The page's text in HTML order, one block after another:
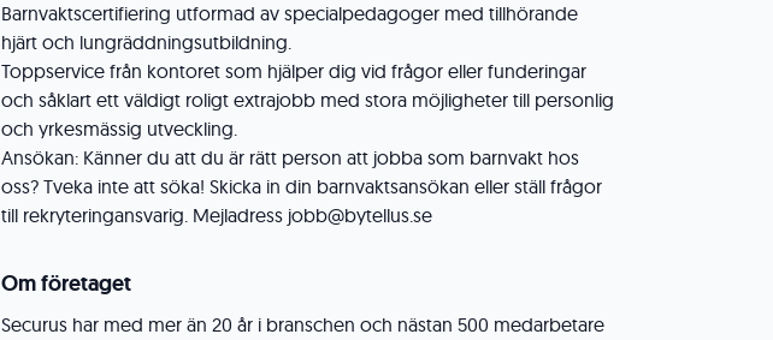
Barnvaktscertifiering utformad av specialpedagoger med tillhörande
hjärt och lungräddningsutbildning.
Toppservice från kontoret som hjälper dig vid frågor eller funderingar
och såklart ett väldigt roligt extrajobb med stora möjligheter till personlig
och yrkesmässig utveckling.
Ansökan: Känner du att du är rätt person att jobba som barnvakt hos
oss? Tveka inte att söka! Skicka in din barnvaktsansökan eller ställ frågor
till rekryteringansvarig. Mejladress jobb@bytellus.se
Om företaget
Securus har med mer än 20 år i branschen och nästan 500 medarbetare